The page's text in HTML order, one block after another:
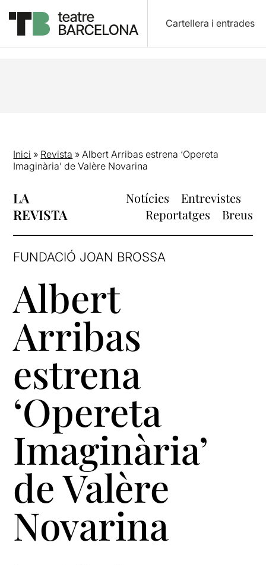
Cartellera i entrades
Inici » Revista »Albert Arribas estrena ‘Opereta
Imaginària’ de Valère Novarina
LA
REVISTA
Notícies
Entrevistes
Reportatges
Breus
FUNDACIÓ JOAN BROSSA
Albert
Arribas
estrena
‘Opereta
Imaginària’
de Valère
Novarina